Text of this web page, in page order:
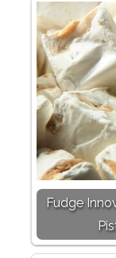
Fudge